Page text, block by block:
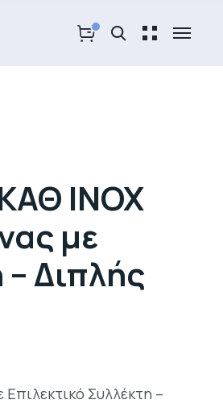
INOX
με
– Διπλής
Συλλέκτη –